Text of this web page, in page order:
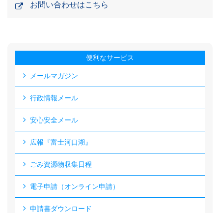
お問い合わせはこちら
便利なサービス
メールマガジン
行政情報メール
安心安全メール
広報『富士河口湖』
ごみ資源物収集日程
電子申請（オンライン申請）
申請書ダウンロード